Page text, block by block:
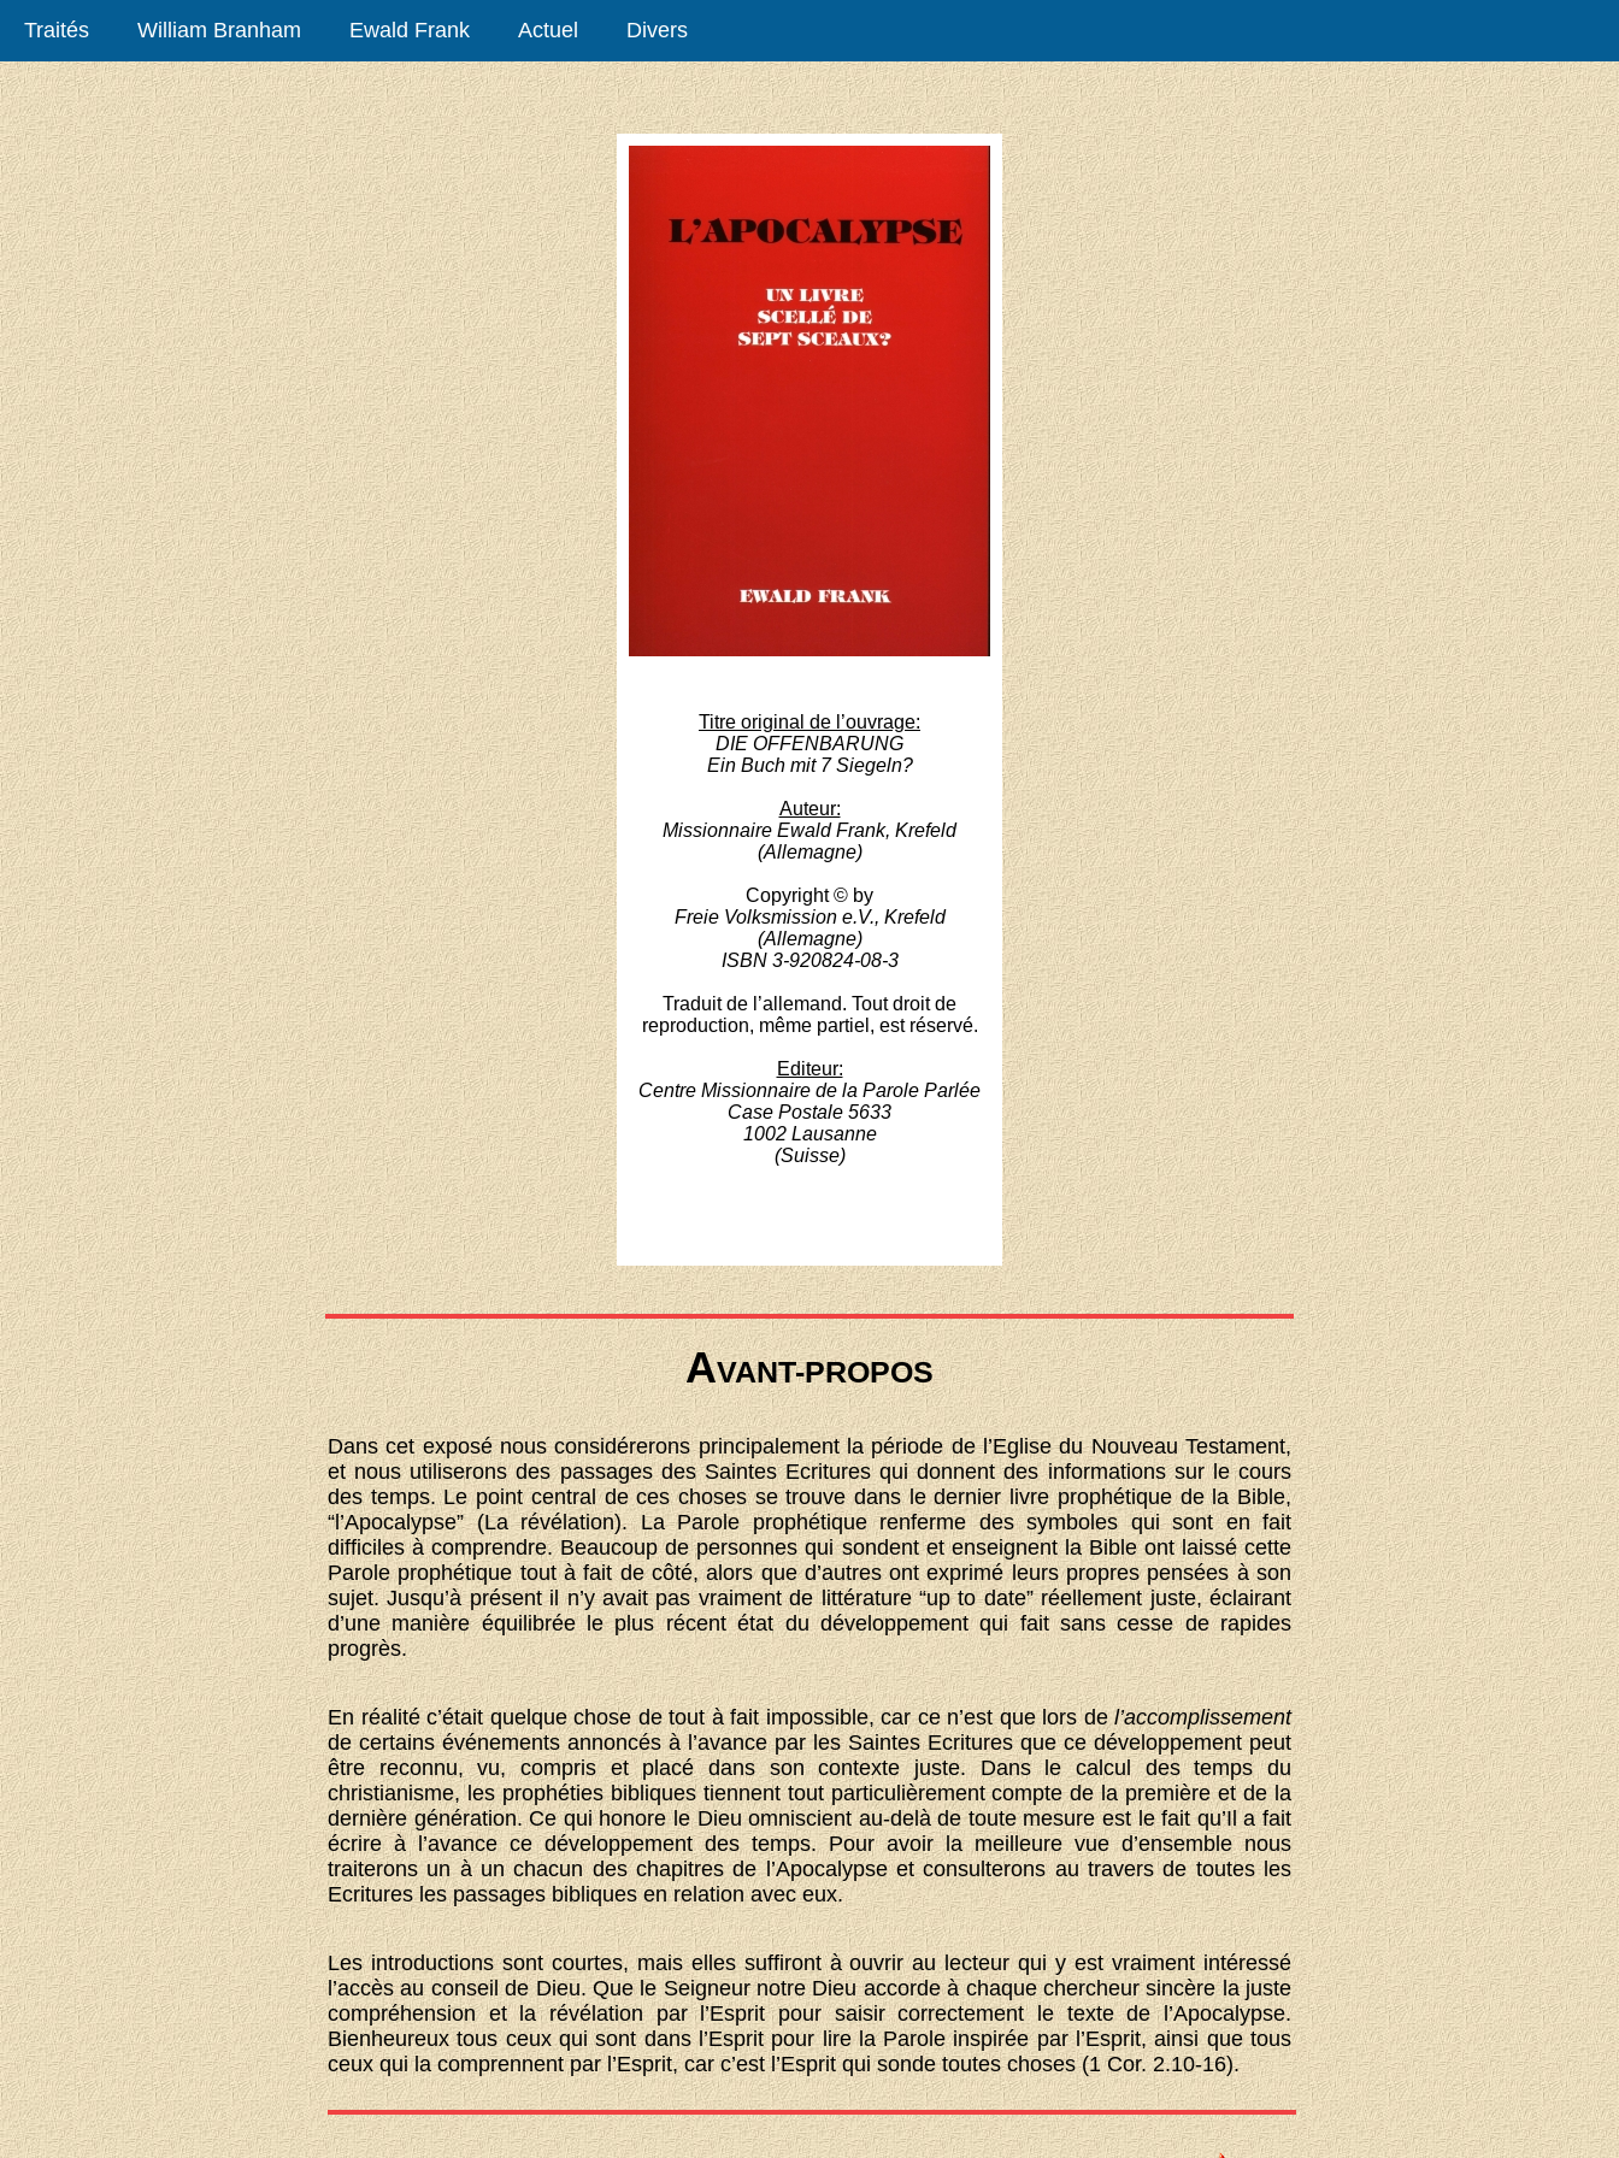
Traités William Branham Ewald Frank Actuel Divers
Titre original de l’ouvrage:
DIE OFFENBARUNG
Ein Buch mit 7 Siegeln?
Auteur:
Missionnaire Ewald Frank, Krefeld
(Allemagne)
Copyright © by
Freie Volksmission e.V., Krefeld
(Allemagne)
ISBN 3-920824-08-3
Traduit de l’allemand. Tout droit de
reproduction, même partiel, est réservé.
Editeur:
Centre Missionnaire de la Parole Parlée
Case Postale 5633
1002 Lausanne
(Suisse)
AVANT-PROPOS
Dans cet exposé nous considérerons principalement la période de l’Eglise du Nouveau Testament,
et nous utiliserons des passages des Saintes Ecritures qui donnent des informations sur le cours
des temps. Le point central de ces choses se trouve dans le dernier livre prophétique de la Bible,
“l’Apocalypse” (La révélation). La Parole prophétique renferme des symboles qui sont en fait
difficiles à comprendre. Beaucoup de personnes qui sondent et enseignent la Bible ont laissé cette
Parole prophétique tout à fait de côté, alors que d’autres ont exprimé leurs propres pensées à son
sujet. Jusqu’à présent il n’y avait pas vraiment de littérature “up to date” réellement juste, éclairant
d’une manière équilibrée le plus récent état du développement qui fait sans cesse de rapides
progrès.
En réalité c’était quelque chose de tout à fait impossible, car ce n’est que lors del’accomplissement
de certains événements annoncés à l’avance par les Saintes Ecritures que ce développement peut
être reconnu, vu, compris et placé dans son contexte juste. Dans le calcul des temps du
christianisme, les prophéties bibliques tiennent tout particulièrement compte de la première et de la
dernière génération. Ce qui honore le Dieu omniscient au-delà de toute mesure est le fait qu’Il a fait
écrire à l’avance ce développement des temps. Pour avoir la meilleure vue d’ensemble nous
traiterons un à un chacun des chapitres de l’Apocalypse et consulterons au travers de toutes les
Ecritures les passages bibliques en relation avec eux.
Les introductions sont courtes, mais elles suffiront à ouvrir au lecteur qui y est vraiment intéressé
l’accès au conseil de Dieu. Que le Seigneur notre Dieu accorde à chaque chercheur sincère la juste
compréhension et la révélation par l’Esprit pour saisir correctement le texte de l’Apocalypse.
Bienheureux tous ceux qui sont dans l’Esprit pour lire la Parole inspirée par l’Esprit, ainsi que tous
ceux qui la comprennent par l’Esprit, car c’est l’Esprit qui sonde toutes choses (1 Cor. 2.10-16).